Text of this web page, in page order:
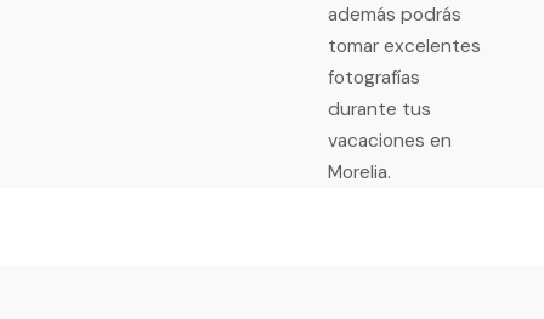
además podrás
tomar excelentes
fotografías
durante tus
vacaciones en
Morelia.